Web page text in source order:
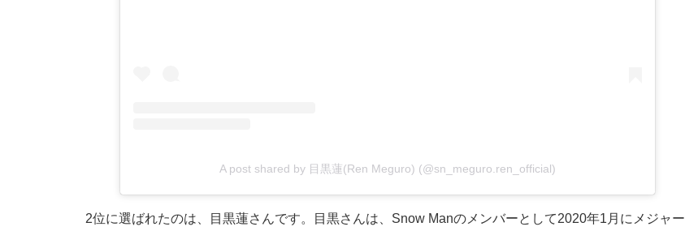
A post shared by 目黒蓮(Ren Meguro) (@sn_meguro.ren_official)
2位に選ばれたのは、目黒蓮さんです。目黒さんは、Snow Manのメンバーとして2020年1月にメジャー